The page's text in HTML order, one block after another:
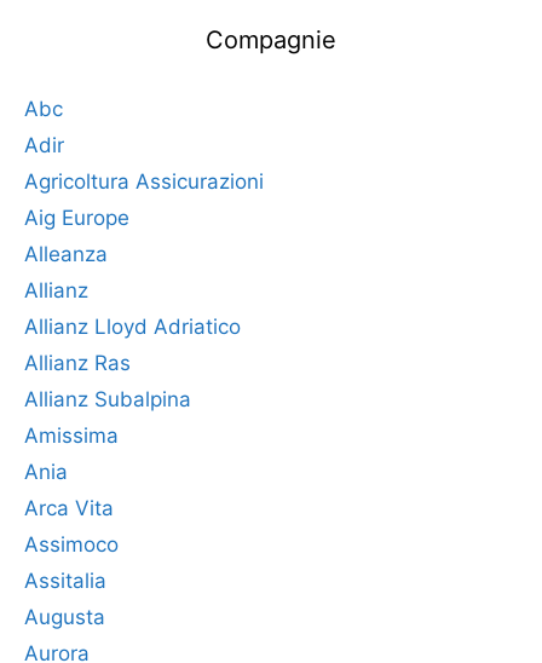
Compagnie
Abc
Adir
Agricoltura Assicurazioni
Aig Europe
Alleanza
Allianz
Allianz Lloyd Adriatico
Allianz Ras
Allianz Subalpina
Amissima
Ania
Arca Vita
Assimoco
Assitalia
Augusta
Aurora